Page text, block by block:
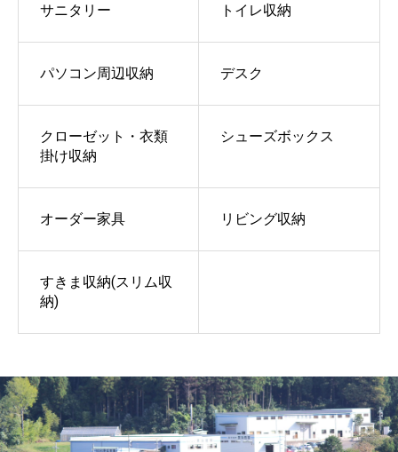
サニタリー トイレ収納
パソコン周辺収納 デスク
クローゼット・衣類
掛け収納
シューズボックス
オーダー家具 リビング収納
すきま収納(スリム収
納)